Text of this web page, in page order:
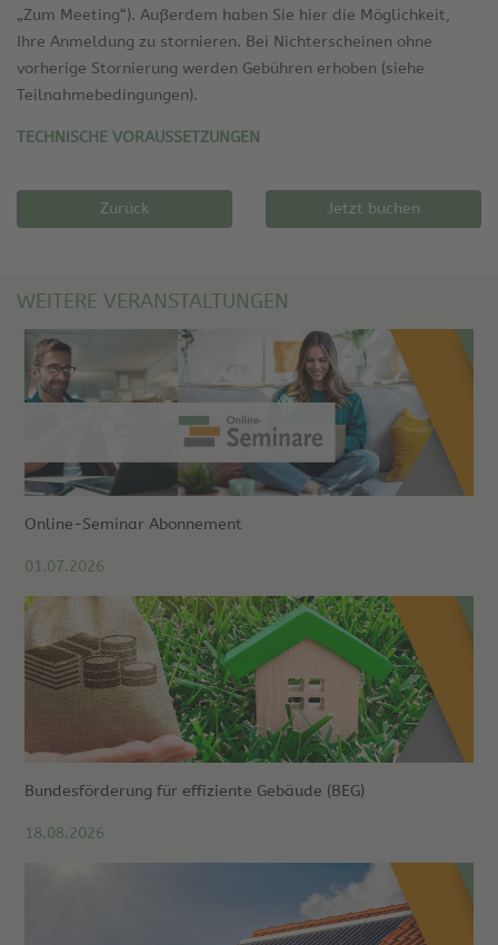
„Zum Meeting“). Außerdem haben Sie hier die Möglichkeit,
Ihre Anmeldung zu stornieren. Bei Nichterscheinen ohne
vorherige Stornierung werden Gebühren erhoben (siehe
Teilnahmebedingungen).
TECHNISCHE VORAUSSETZUNGEN
Zurück Jetzt buchen
WEITERE VERANSTALTUNGEN
Online-Seminar Abonnement
01.07.2026
Bundesförderung für effiziente Gebäude (BEG)
18.08.2026